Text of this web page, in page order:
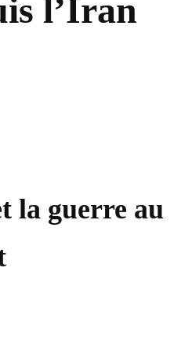
l’Iran
la guerre au